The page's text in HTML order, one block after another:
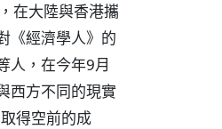
在大陸與香港攜
《經濟學人》的
人，在今年9月
西方不同的現實
得空前的成